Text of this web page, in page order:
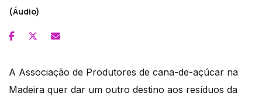
(Áudio)
A Associação de Produtores de cana-de-açúcar na
Madeira quer dar um outro destino aos resíduos da